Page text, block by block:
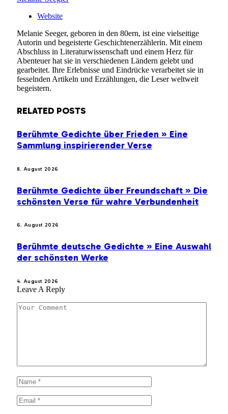
Website
Melanie Seeger, geboren in den 80ern, ist eine vielseitige
Autorin und begeisterte Geschichtenerzählerin. Mit einem
Abschluss in Literaturwissenschaft und einem Herz für
Abenteuer hat sie in verschiedenen Ländern gelebt und
gearbeitet. Ihre Erlebnisse und Eindrücke verarbeitet sie in
fesselnden Artikeln und Erzählungen, die Leser weltweit
begeistern.
RELATED POSTS
Berühmte Gedichte über Frieden » Eine
Sammlung inspirierender Verse
8. August 2026
Berühmte Gedichte über Freundschaft » Die
schönsten Verse für wahre Verbundenheit
6. August 2026
Berühmte deutsche Gedichte » Eine Auswahl
der schönsten Werke
4. August 2026
Leave A Reply